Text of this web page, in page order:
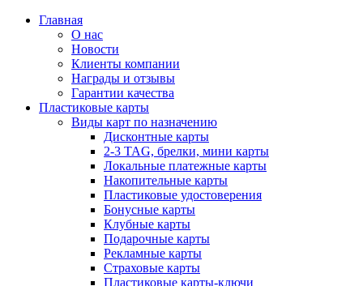
Главная
О нас
Новости
Клиенты компании
Награды и отзывы
Гарантии качества
Пластиковые карты
Виды карт по назначению
Дисконтные карты
2-3 TAG, брелки, мини карты
Локальные платежные карты
Накопительные карты
Пластиковые удостоверения
Бонусные карты
Клубные карты
Подарочные карты
Рекламные карты
Страховые карты
Пластиковые карты-ключи